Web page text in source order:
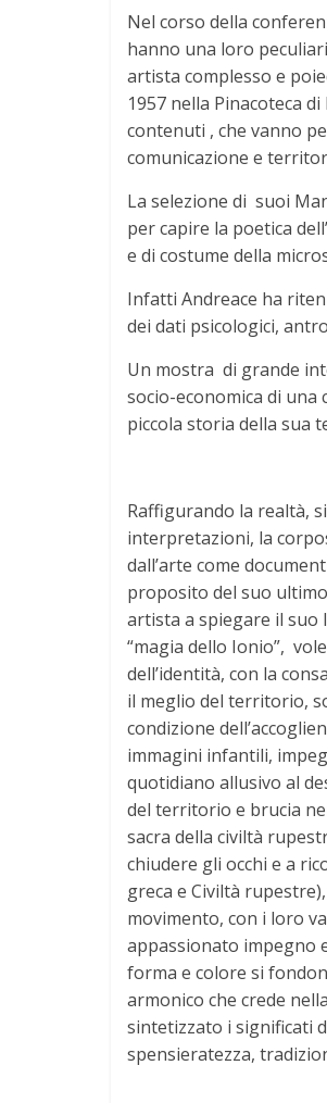
Nel corso della
hanno una loro
artista complesso e
1957 nella Pinacoteca
contenuti , che vanno
comunicazione e
La selezione di suoi
per capire la poetica
e di costume della
Infatti Andreace ha
dei dati psicologici,
Un mostra di grande
socio-economica di una
piccola storia della sua
Raffigurando la realtà,
interpretazioni, la
dall’arte come
proposito del suo
artista a spiegare il suo
“magia dello Ionio”,
dell’identità, con la
il meglio del territorio,
condizione
immagini infantili,
quotidiano allusivo al
del territorio e brucia
sacra della civiltà
chiudere gli occhi e a
greca e Civiltà
movimento, con i loro
appassionato impegno
forma e colore si
armonico che crede
sintetizzato i significati
spensieratezza,